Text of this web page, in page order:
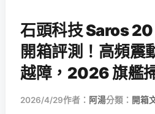
石頭科技 Saros
開箱評測！高頻
越障，2026 旗艦
2026/4/29作者： 阿湯分類： 開箱